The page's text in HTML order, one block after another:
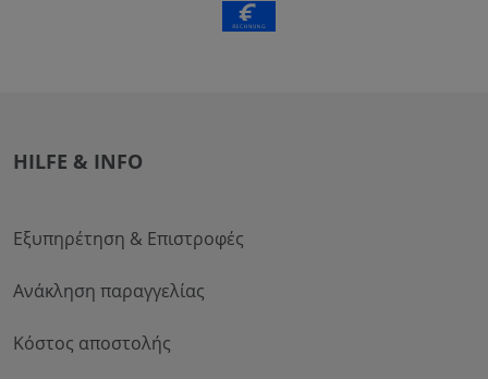
HILFE & INFO
Εξυπηρέτηση & Επιστροφές
Ανάκληση παραγγελίας
Κόστος αποστολής